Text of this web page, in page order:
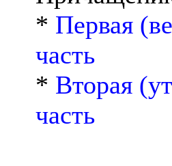
* Первая
часть
* Вторая
часть